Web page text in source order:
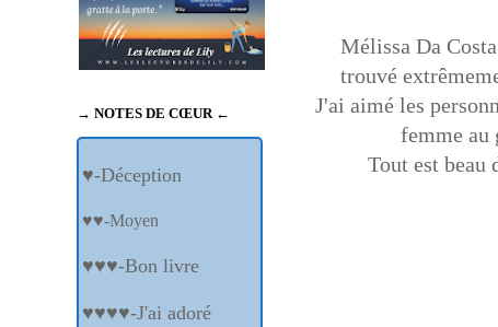
Mélissa Da
trouvé
J'ai aimé les
femme au
Tout est beau
→ NOTES DE CŒUR ←
♥-Déception
♥♥-Moyen
♥♥♥-Bon livre
♥♥♥♥-J'ai adoré